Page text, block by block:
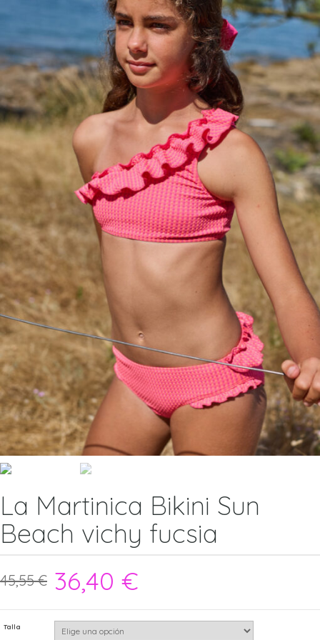
La Martinica Bikini Sun
Beach vichy fucsia
45,55€ 36,40 €
Talla